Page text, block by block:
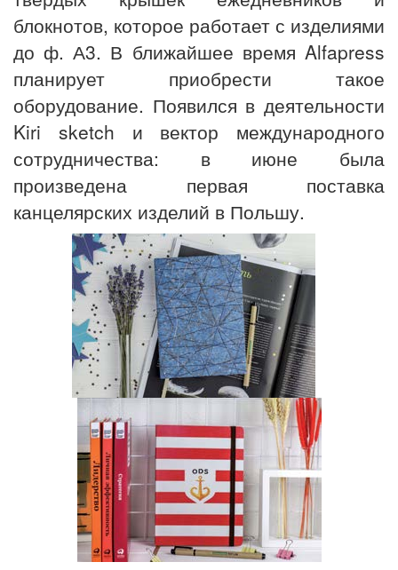
блокнотов, которое работает с изделиями
до ф. А3. В ближайшее время Alfapress
планирует приобрести такое
оборудование. Появился в деятельности
Kiri sketch и вектор международного
сотрудничества: в июне была
произведена первая поставка
канцелярских изделий в Польшу.